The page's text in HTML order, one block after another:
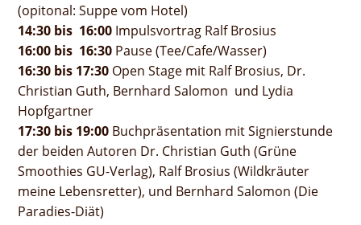
(opitonal: Suppe vom Hotel)
14:30 bis 16:00 Impulsvortrag Ralf Brosius
16:00 bis 16:30 Pause (Tee/Cafe/Wasser)
16:30 bis 17:30 Open Stage mit Ralf Brosius, Dr.
Christian Guth, Bernhard Salomon und Lydia
Hopfgartner
17:30 bis 19:00 Buchpräsentation mit Signierstunde
der beiden Autoren Dr. Christian Guth (Grüne
Smoothies GU-Verlag), Ralf Brosius (Wildkräuter
meine Lebensretter), und Bernhard Salomon (Die
Paradies-Diät)